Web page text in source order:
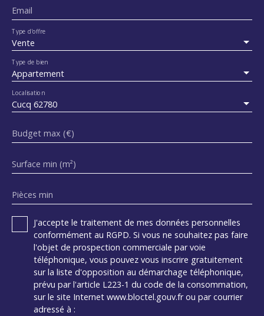
Email
Vente
Type d'offre
Appartement
Type de bien
Cucq 62780
Localisation
Budget max (€)
Surface min (m²)
Pièces min
J'accepte le traitement de mes données personnelles
conformément au RGPD. Si vous ne souhaitez pas faire
l'objet de prospection commerciale par voie
téléphonique, vous pouvez vous inscrire gratuitement
sur la liste d'opposition au démarchage téléphonique,
prévu par l'article L223-1 du code de la consommation,
sur le site Internet www.bloctel.gouv.fr ou par courrier
adressé à :